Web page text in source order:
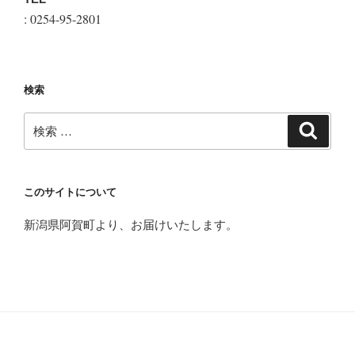
: 0254-95-2801
検索
検
索:
このサイトについて
新潟県阿賀町より、お届けいたします。